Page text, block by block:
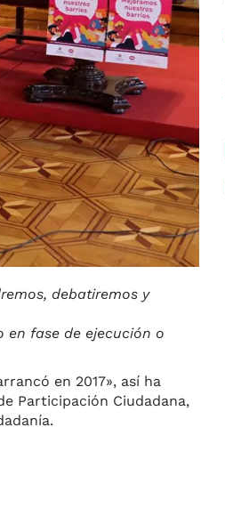
debatiremos y
en fase de ejecución o
en 2017», así ha
Participación Ciudadana,